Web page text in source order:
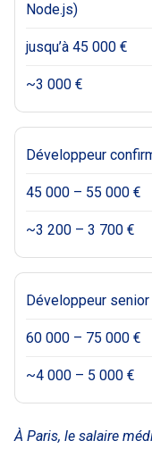
Node.js)
jusqu’à 45 000 €
~3 000 €
Développeur
45 000 – 55 000 €
~3 200 – 3 700 €
Développeur
60 000 – 75 000 €
~4 000 – 5 000 €
À Paris, le salaire